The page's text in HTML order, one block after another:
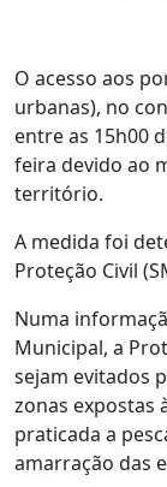
O acesso aos
urbanas), no
entre as 15h00
feira devido ao
território.
A medida foi
Proteção Civil
Numa
Municipal, a
sejam evitados
zonas expostas
praticada a
amarração das